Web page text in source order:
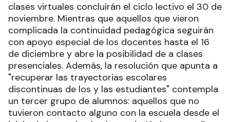
clases virtuales concluirán el ciclo lectivo el 30 de
noviembre. Mientras que aquellos que vieron
complicada la continuidad pedagógica seguirán
con apoyo especial de los docentes hasta el 16
de diciembre y abre la posibilidad de a clases
presenciales. Además, la resolución que apunta a
"recuperar las trayectorias escolares
discontinuas de los y las estudiantes" contempla
un tercer grupo de alumnos: aquellos que no
tuvieron contacto alguno con la escuela desde el